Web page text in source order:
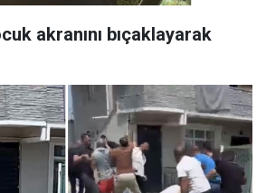
akranını bıçaklayarak